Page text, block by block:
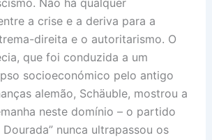
Não há qualquer
a crise e a deriva para a
direita e o autoritarismo. O
que foi conduzida a um
socioeconómico pelo antigo
alemão, Schäuble, mostrou a
neste domínio – o partido
nunca ultrapassou os